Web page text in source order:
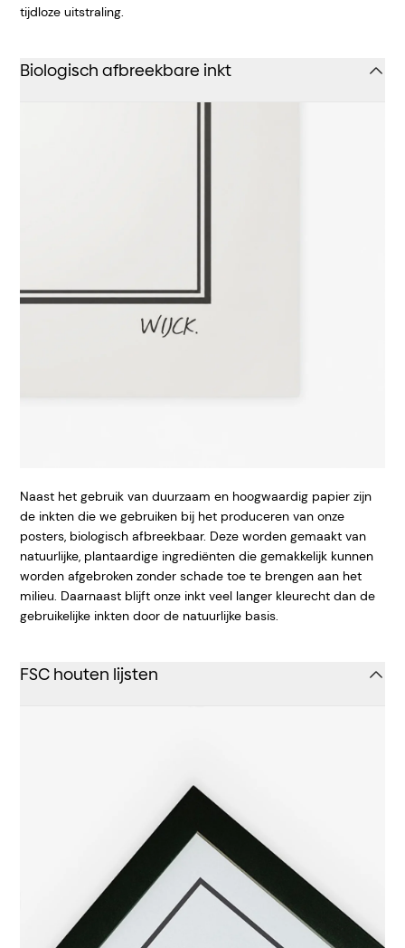
tijdloze uitstraling.
Biologisch afbreekbare inkt
Naast het gebruik van duurzaam en hoogwaardig papier zijn
de inkten die we gebruiken bij het produceren van onze
posters, biologisch afbreekbaar. Deze worden gemaakt van
natuurlijke, plantaardige ingrediënten die gemakkelijk kunnen
worden afgebroken zonder schade toe te brengen aan het
milieu. Daarnaast blijft onze inkt veel langer kleurecht dan de
gebruikelijke inkten door de natuurlijke basis.
FSC houten lijsten